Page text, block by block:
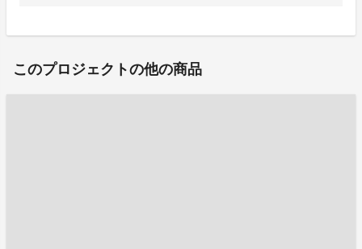
このプロジェクトの他の商品